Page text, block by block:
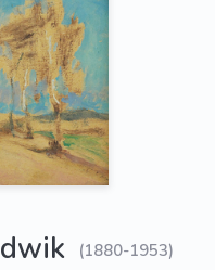
(1880-1953)